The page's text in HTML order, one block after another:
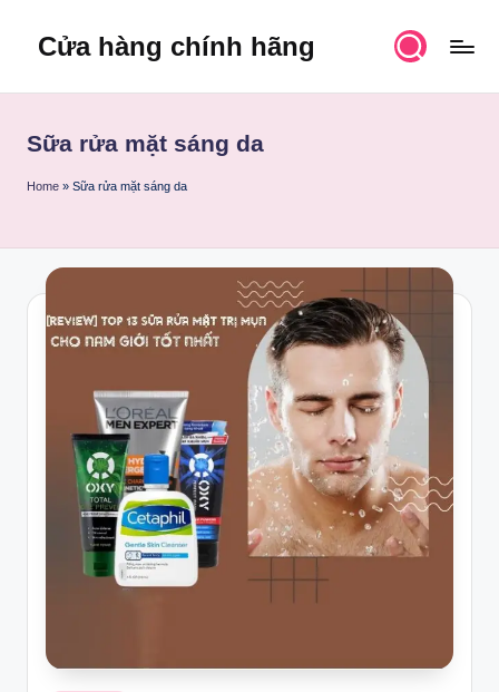
Cửa hàng chính hãng
Sữa rửa mặt sáng da
Home » Sữa rửa mặt sáng da